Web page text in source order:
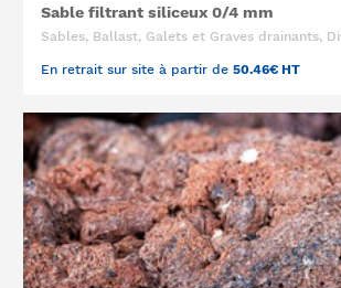
Sable filtrant siliceux 0/4 mm
Sables, Ballast, Galets et Graves drainants,
En retrait sur site à partir de 50.46€ HT